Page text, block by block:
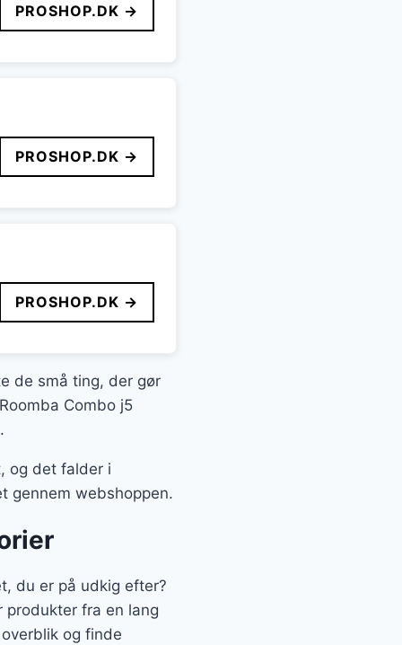
PROSHOP.DK →
PROSHOP.DK →
PROSHOP.DK →
de små ting, der gør
Combo j5
og det falder i
gennem webshoppen.
du er på udkig efter?
produkter fra en lang
og finde